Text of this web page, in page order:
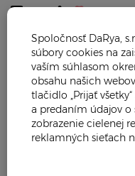
Trendy mama
Spoločnosť DaRya,
súbory cookies na
vaším súhlasom
obsahu našich
tlačidlo „Prijať
a predaním údajov o
zobrazenie cielenej
reklamných sieťach